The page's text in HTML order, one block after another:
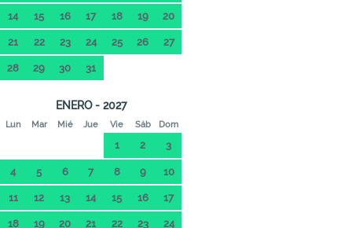
14 15 16 17 18 19 20
21 22 23 24 25 26 27
28 29 30 31
ENERO - 2027
Lun Mar Mié Jue Vie Sáb Dom
1 2 3
4 5 6 7 8 9 10
11 12 13 14 15 16 17
18 19 20 21 22 23 24